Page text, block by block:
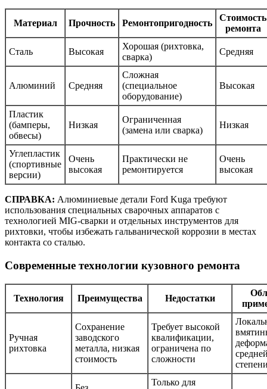
Материал Прочность Ремонтопригодность
Стоимость
ремонта
Сталь Высокая
Хорошая (рихтовка,
сварка)
Средняя
Алюминий Средняя
Сложная
(специальное
оборудование)
Высокая
Пластик
(бамперы,
обвесы)
Низкая
Ограниченная
(замена или сварка)
Низкая
Углепластик
(спортивные
версии)
Очень
высокая
Практически не
ремонтируется
Очень
высокая
СПРАВКА: Алюминиевые детали Ford Kuga требуют
использования специальных сварочных аппаратов с
технологией MIG-сварки и отдельных инструментов для
рихтовки, чтобы избежать гальванической коррозии в местах
контакта со сталью.
Современные технологии кузовного ремонта
Технология Преимущества Недостатки
Ручная
рихтовка
Сохранение
заводского
металла, низкая
стоимость
Требует высокой
квалификации,
ограничена по
сложности
Только для